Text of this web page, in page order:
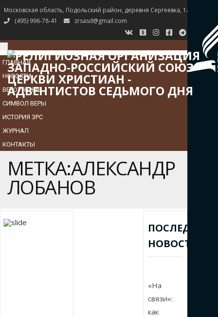
Московская область, Подольский район, деревня Сергеевка, 1а
(495) 996-78-41
zrsasd@gmail.com
TOGGLE
NAVIGATION
ГЛАВНАЯ
НОВОСТИ
ВЕРОУЧЕНИЕ
СИМВОЛ ВЕРЫ
ИСТОРИЯ ЗРС
ЖУРНАЛ
КОНТАКТЫ
МЕТКА:АЛЕКСАНДР
ЛОБАНОВ
ПОСЛЕДНИЕ
НОВОСТИ
«На
связи»:
как